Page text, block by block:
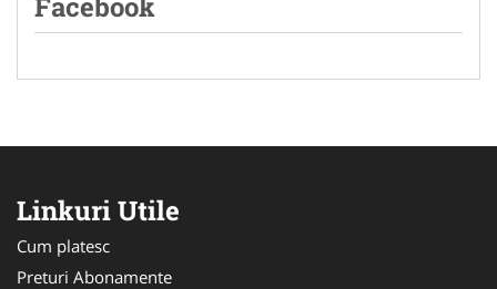
Linkuri Utile
Cum platesc
Preturi Abonamente